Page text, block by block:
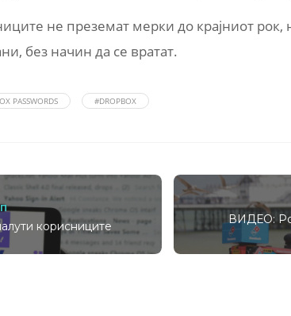
не преземат мерки до крајниот
без начин да се вратат.
PASSWORDS #DROPBOX
корисниците
ВИДЕО: